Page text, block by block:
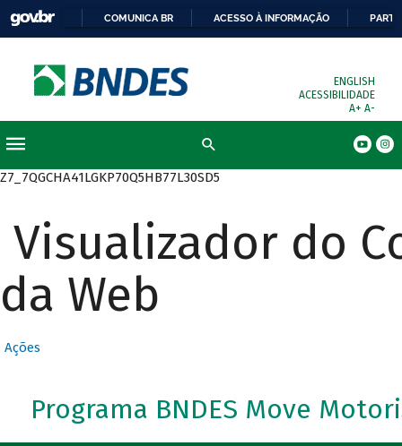
COMUNICA BR ACESSO À INFORMAÇÃO
ENGLISH
ACESSIBILIDADE
A+ A-
Z7_7QGCHA41LGKP70Q5HB77L30SD5
Visualizador do
da Web
Ações
Programa BNDES Move